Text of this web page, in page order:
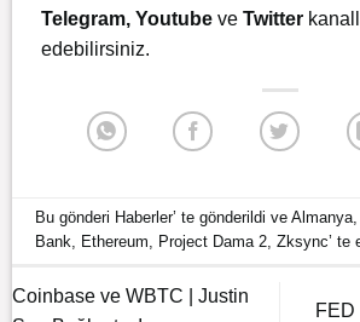
Telegram, Youtube ve Twitter
edebilirsiniz.
Bu gönderi Haberler’ te gönderildi veAlmanya
Bank, Ethereum, Project Dama 2,Zksync’ te
Coinbase ve WBTC | Justin
FED